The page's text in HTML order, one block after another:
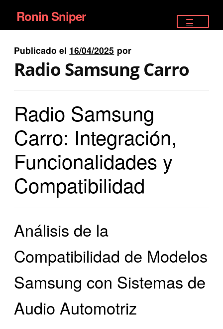
Ir
a
la
navegación
Ir
al
contenido
Ronin Sniper
EQUIPAMIENTO ÉLITE
RIFLES DEPORTIVOS
SATELITALES
Publicado el 16/04/2025 por
Radio Samsung Carro
Radio Samsung
Carro: Integración,
Funcionalidades y
Compatibilidad
Análisis de la
Compatibilidad de Modelos
Samsung con Sistemas de
Audio Automotriz